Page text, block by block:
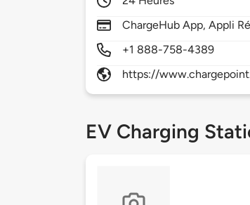
ChargeHub App, Appli
+1 888-758-4389
https://
EV Charging